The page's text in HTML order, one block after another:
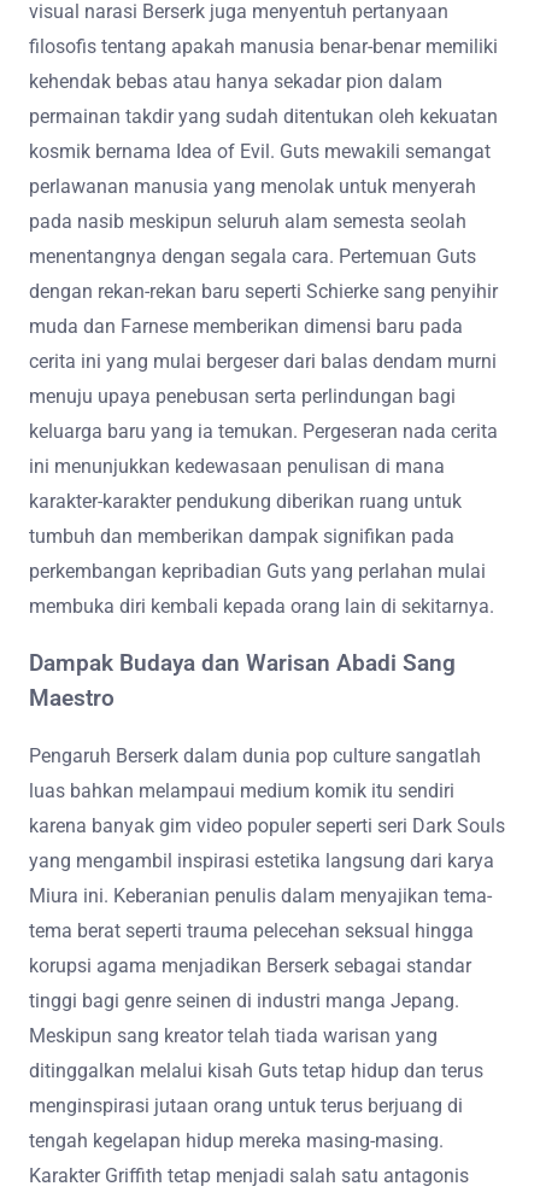
visual narasi Berserk juga menyentuh pertanyaan
filosofis tentang apakah manusia benar-benar memiliki
kehendak bebas atau hanya sekadar pion dalam
permainan takdir yang sudah ditentukan oleh kekuatan
kosmik bernama Idea of Evil. Guts mewakili semangat
perlawanan manusia yang menolak untuk menyerah
pada nasib meskipun seluruh alam semesta seolah
menentangnya dengan segala cara. Pertemuan Guts
dengan rekan-rekan baru seperti Schierke sang penyihir
muda dan Farnese memberikan dimensi baru pada
cerita ini yang mulai bergeser dari balas dendam murni
menuju upaya penebusan serta perlindungan bagi
keluarga baru yang ia temukan. Pergeseran nada cerita
ini menunjukkan kedewasaan penulisan di mana
karakter-karakter pendukung diberikan ruang untuk
tumbuh dan memberikan dampak signifikan pada
perkembangan kepribadian Guts yang perlahan mulai
membuka diri kembali kepada orang lain di sekitarnya.
Dampak Budaya dan Warisan Abadi Sang
Maestro
Pengaruh Berserk dalam dunia pop culture sangatlah
luas bahkan melampaui medium komik itu sendiri
karena banyak gim video populer seperti seri Dark Souls
yang mengambil inspirasi estetika langsung dari karya
Miura ini. Keberanian penulis dalam menyajikan tema-
tema berat seperti trauma pelecehan seksual hingga
korupsi agama menjadikan Berserk sebagai standar
tinggi bagi genre seinen di industri manga Jepang.
Meskipun sang kreator telah tiada warisan yang
ditinggalkan melalui kisah Guts tetap hidup dan terus
menginspirasi jutaan orang untuk terus berjuang di
tengah kegelapan hidup mereka masing-masing.
Karakter Griffith tetap menjadi salah satu antagonis